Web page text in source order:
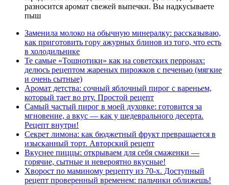
разносится аромат свежей выпечки. Вы надкусываете
пыш
Заменила молоко на обычную минералку: рассказываю,
как приготовить гору ажурных блинов из того, что есть
в холодильнике
Те самые «Тошнотики» как на советских перронах:
делюсь рецептом жареных пирожков с печенью (мягкие
и очень сытные)
Аромат детства: сочный яблочный пирог с вареньем,
который тает во рту. Простой рецепт
Самый частый пирог в моей духовке: готовится за
мгновение, а вкус — как у шедеврального десерта.
Рецепт внутри!
Секрет лимона: как бюджетный фрукт превращается в
изысканный торт. Авторский рецепт
Вкуснее пиццы: открываем для себя смаженки —
горячие, сытные и невероятно вкусные!
Хворост по маминому рецепту из 70-х. Доступный
рецепт проверенный временем: пальчики оближешь!